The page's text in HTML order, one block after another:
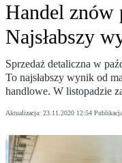
Handel znów
Najsłabszy
Sprzedaż detaliczna w
To najsłabszy wynik od
handlowe. W listopadzie
Aktualizacja: 23.11.2020 12:54